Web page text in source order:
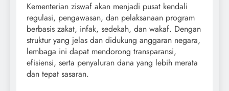
Kementerian ziswaf akan menjadi pusat kendali
regulasi, pengawasan, dan pelaksanaan program
berbasis zakat, infak, sedekah, dan wakaf. Dengan
struktur yang jelas dan didukung anggaran negara,
lembaga ini dapat mendorong transparansi,
efisiensi, serta penyaluran dana yang lebih merata
dan tepat sasaran.